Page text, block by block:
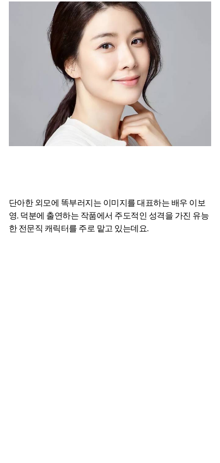
단아한 외모에 똑부러지는 이미지를 대표하는 배우 이보
영. 덕분에 출연하는 작품에서 주도적인 성격을 가진 유능
한 전문직 캐릭터를 주로 맡고 있는데요.